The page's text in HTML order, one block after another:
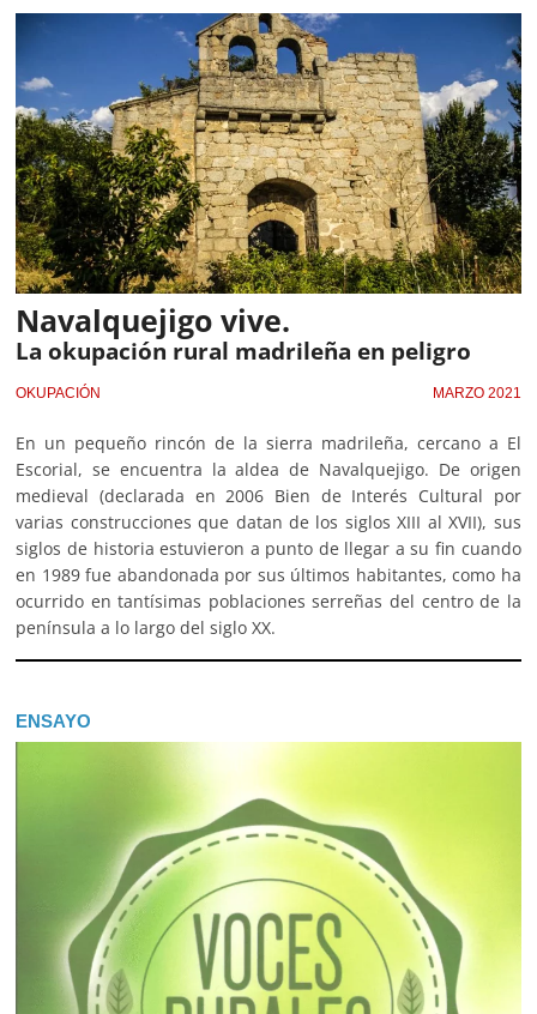
Navalquejigo vive.
La okupación rural madrileña en peligro
OKUPACIÓN MARZO 2021
En un pequeño rincón de la sierra madrileña, cercano a El
Escorial, se encuentra la aldea de Navalquejigo. De origen
medieval (declarada en 2006 Bien de Interés Cultural por
varias construcciones que datan de los siglos XIII al XVII), sus
siglos de historia estuvieron a punto de llegar a su fin cuando
en 1989 fue abandonada por sus últimos habitantes, como ha
ocurrido en tantísimas poblaciones serreñas del centro de la
península a lo largo del siglo XX.
ENSAYO